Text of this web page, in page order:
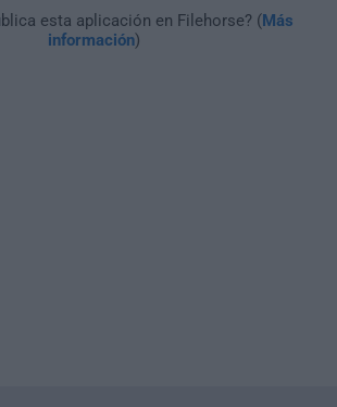
esta aplicación en Filehorse? (Más
información)